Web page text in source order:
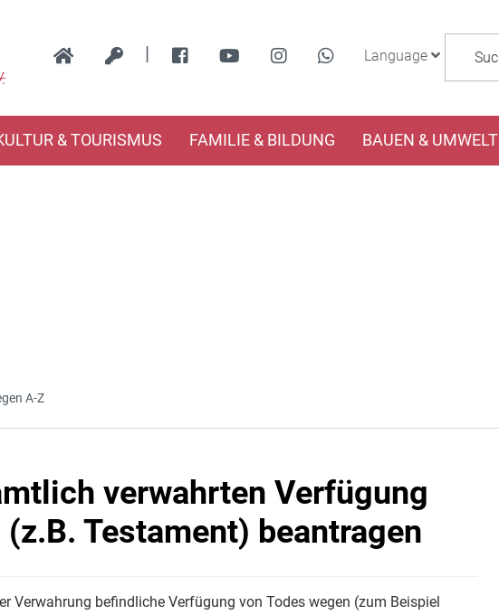
| Language
& TOURISMUS FAMILIE & BILDUNG BAUEN & UMWELT
A-Z
verwahrten Verfügung
Testament) beantragen
Verwahrung befindliche Verfügung von Todes wegen (zum Beispiel